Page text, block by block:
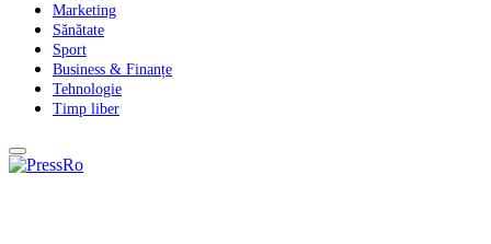
Marketing
Sănătate
Sport
Business & Finanțe
Tehnologie
Timp liber